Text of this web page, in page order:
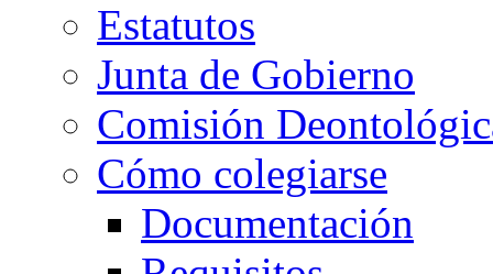
Estatutos
Junta de Gobierno
Comisión
Cómo colegiarse
Documentación